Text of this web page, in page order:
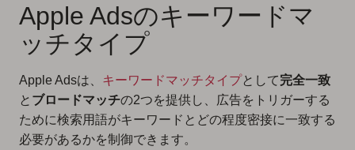
Apple Adsのキーワードマ
ッチタイプ
Apple Adsは、 キーワードマッチタイプとして完全一致
と ブロードマッチの2つを提供し、広告をトリガーする
ために検索用語がキーワードとどの程度密接に一致する
必要があるかを制御できます。